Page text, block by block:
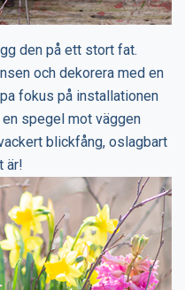
den på ett stort fat.
och dekorera med en
fokus på installationen
spegel mot väggen
blickfång, oslagbart
är!